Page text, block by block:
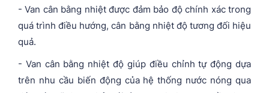
- Van cân bằng nhiệt được đảm bảo độ chính xác trong
quá trình điều hướng, cân bằng nhiệt độ tương đối hiệu
quả.
- Van cân bằng nhiệt độ giúp điều chỉnh tự động dựa
trên nhu cầu biến động của hệ thống nước nóng qua